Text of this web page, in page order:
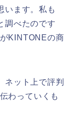
います。私も
調べたのです
KINTONEの商
ネット上で評判
わっていくも